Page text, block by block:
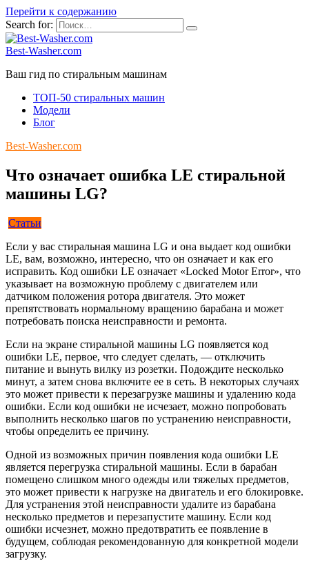
Перейти к содержанию
Search for:
Best-Washer.com
Ваш гид по стиральным машинам
ТОП-50 стиральных машин
Модели
Блог
Best-Washer.com
Что означает ошибка LE стиральной
машины LG?
Статьи
Если у вас стиральная машина LG и она выдает код ошибки
LE, вам, возможно, интересно, что он означает и как его
исправить. Код ошибки LE означает «Locked Motor Error», что
указывает на возможную проблему с двигателем или
датчиком положения ротора двигателя. Это может
препятствовать нормальному вращению барабана и может
потребовать поиска неисправности и ремонта.
Если на экране стиральной машины LG появляется код
ошибки LE, первое, что следует сделать, — отключить
питание и вынуть вилку из розетки. Подождите несколько
минут, а затем снова включите ее в сеть. В некоторых случаях
это может привести к перезагрузке машины и удалению кода
ошибки. Если код ошибки не исчезает, можно попробовать
выполнить несколько шагов по устранению неисправности,
чтобы определить ее причину.
Одной из возможных причин появления кода ошибки LE
является перегрузка стиральной машины. Если в барабан
помещено слишком много одежды или тяжелых предметов,
это может привести к нагрузке на двигатель и его блокировке.
Для устранения этой неисправности удалите из барабана
несколько предметов и перезапустите машину. Если код
ошибки исчезнет, можно предотвратить ее появление в
будущем, соблюдая рекомендованную для конкретной модели
загрузку.